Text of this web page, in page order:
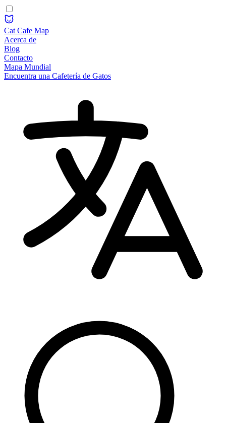
Cat Cafe Map
Acerca de
Blog
Contacto
Mapa Mundial
Encuentra una Cafetería de Gatos